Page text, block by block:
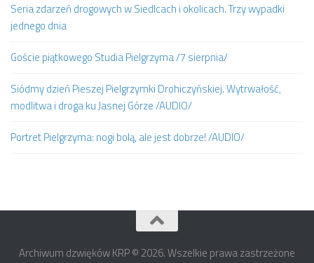
Seria zdarzeń drogowych w Siedlcach i okolicach. Trzy wypadki
jednego dnia
Goście piątkowego Studia Pielgrzyma /7 sierpnia/
Siódmy dzień Pieszej Pielgrzymki Drohiczyńskiej. Wytrwałość,
modlitwa i droga ku Jasnej Górze /AUDIO/
Portret Pielgrzyma: nogi bolą, ale jest dobrze! /AUDIO/
Archiwum dzwięków KRP © 2026. Wszelkie prawa zastrzeżone